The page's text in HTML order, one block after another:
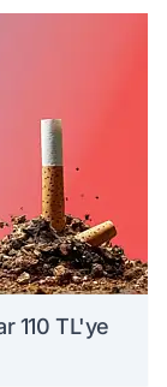
110 TL'ye